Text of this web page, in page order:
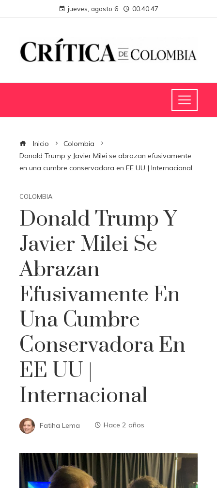
jueves, agosto 6 00:40:47
Inicio
Colombia
Donald Trump y Javier Milei se abrazan efusivamente
en una cumbre conservadora en EE UU | Internacional
COLOMBIA
Donald Trump Y
Javier Milei Se
Abrazan
Efusivamente En
Una Cumbre
Conservadora En
EE UU |
Internacional
Fatiha Lema Hace 2 años